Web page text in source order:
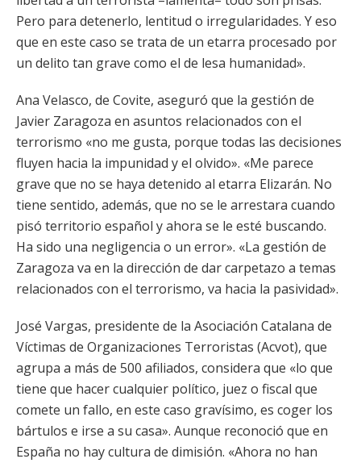
Pero para detenerlo, lentitud o irregularidades. Y eso
que en este caso se trata de un etarra procesado por
un delito tan grave como el de lesa humanidad».
Ana Velasco, de Covite, aseguró que la gestión de
Javier Zaragoza en asuntos relacionados con el
terrorismo «no me gusta, porque todas las decisiones
fluyen hacia la impunidad y el olvido». «Me parece
grave que no se haya detenido al etarra Elizarán. No
tiene sentido, además, que no se le arrestara cuando
pisó territorio español y ahora se le esté buscando.
Ha sido una negligencia o un error». «La gestión de
Zaragoza va en la dirección de dar carpetazo a temas
relacionados con el terrorismo, va hacia la pasividad».
José Vargas, presidente de la Asociación Catalana de
Víctimas de Organizaciones Terroristas (Acvot), que
agrupa a más de 500 afiliados, considera que «lo que
tiene que hacer cualquier político, juez o fiscal que
comete un fallo, en este caso gravísimo, es coger los
bártulos e irse a su casa». Aunque reconoció que en
España no hay cultura de dimisión. «Ahora no han